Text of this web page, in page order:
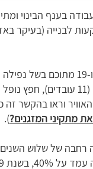
בענף הבינוי
לבנייה (בעיקר
בשנת 2019, לדוגמה, נהרגו בישראל 40 עובדים
מיזוג האוויר וראו
מתקיני המזגנים?).